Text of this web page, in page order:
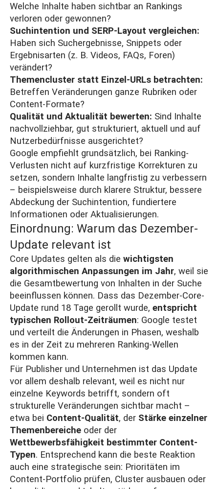
Welche Inhalte haben sichtbar an Rankings
verloren oder gewonnen?
Suchintention und SERP-Layout vergleichen:
Haben sich Suchergebnisse, Snippets oder
Ergebnisarten (z. B. Videos, FAQs, Foren)
verändert?
Themencluster statt Einzel-URLs betrachten:
Betreffen Veränderungen ganze Rubriken oder
Content-Formate?
Qualität und Aktualität bewerten: Sind Inhalte
nachvollziehbar, gut strukturiert, aktuell und auf
Nutzerbedürfnisse ausgerichtet?
Google empfiehlt grundsätzlich, bei Ranking-
Verlusten nicht auf kurzfristige Korrekturen zu
setzen, sondern Inhalte langfristig zu verbessern
– beispielsweise durch klarere Struktur, bessere
Abdeckung der Suchintention, fundiertere
Informationen oder Aktualisierungen.
Einordnung: Warum das Dezember-
Update relevant ist
Core Updates gelten als die wichtigsten
algorithmischen Anpassungen im Jahr, weil sie
die Gesamtbewertung von Inhalten in der Suche
beeinflussen können. Dass das Dezember-Core-
Update rund 18 Tage gerollt wurde, entspricht
typischen Rollout-Zeiträumen: Google testet
und verteilt die Änderungen in Phasen, weshalb
es in der Zeit zu mehreren Ranking-Wellen
kommen kann.
Für Publisher und Unternehmen ist das Update
vor allem deshalb relevant, weil es nicht nur
einzelne Keywords betrifft, sondern oft
strukturelle Veränderungen sichtbar macht –
etwa bei Content-Qualität, der Stärke einzelner
Themenbereiche oder der
Wettbewerbsfähigkeit bestimmter Content-
Typen. Entsprechend kann die beste Reaktion
auch eine strategische sein: Prioritäten im
Content-Portfolio prüfen, Cluster ausbauen oder